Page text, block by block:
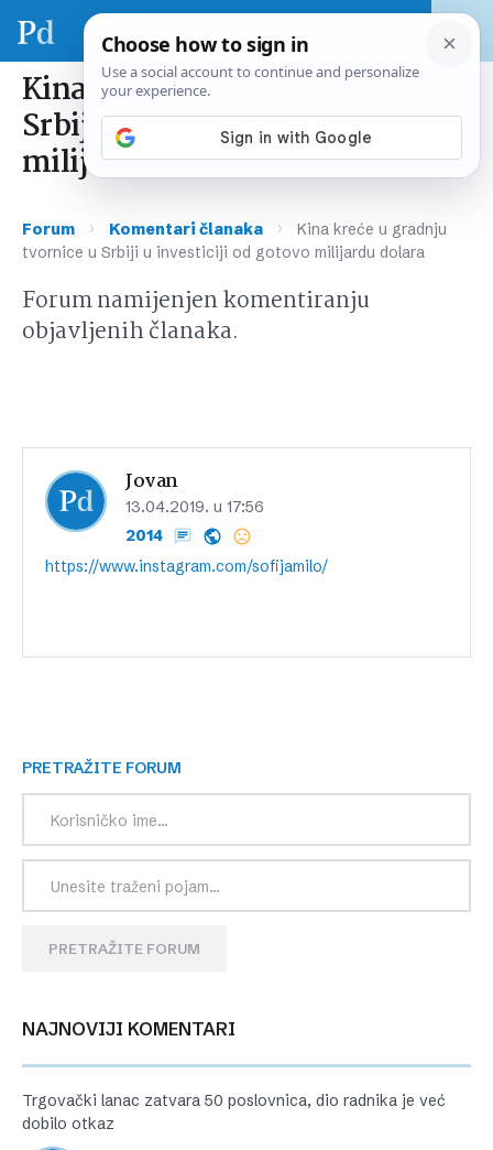
Kina kreće u gradnju tvornice u
Srbiji u investiciji od gotovo
milijardu dolara
Forum › Komentari članaka ›
Kina kreće u gradnju
tvornice u Srbiji u investiciji od gotovo milijardu dolara
Forum namijenjen komentiranju
objavljenih članaka.
Jovan
13.04.2019. u 17:56
2014
https://www.instagram.com/sofijamilo/
PRETRAŽITE FORUM
PRETRAŽITE FORUM
NAJNOVIJI KOMENTARI
Trgovački lanac zatvara 50 poslovnica, dio radnika je već
dobilo otkaz